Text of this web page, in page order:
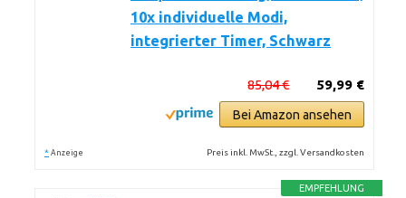
10x individuelle Modi,
integrierter Timer, Schwarz
59,99 €
85,04 €
Bei Amazon ansehen
* Anzeige Preis inkl. MwSt., zzgl. Versandkosten
EMPFEHLUNG